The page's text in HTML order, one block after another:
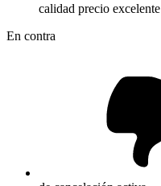
calidad precio excelente
En contra